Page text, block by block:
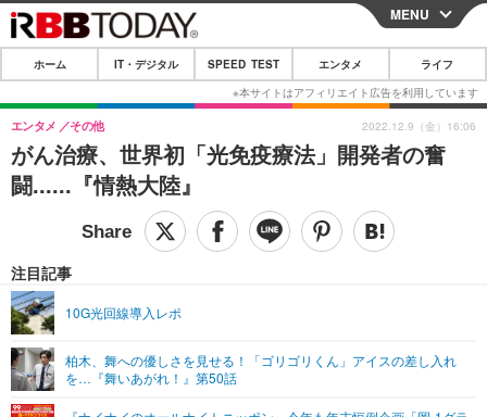
CLOSE
ホーム
IT・デジタル
IT・デジタルTOP スマートフォン
ネタ
ショッピング その他
SPEED TEST
エンタメTOP 映画・ドラマ
グラビア
ライフTOP
その他
リリース一覧
プッシュ通知の停止方法
MENU
ホーム IT・デジタル SPEED TEST エンタメ ライフ
がん治療、世界初「光免疫療法」開発者の奮
闘......『情熱大陸』
エンタメ その他
注目記事
10G光回線導入レポ
柏木、舞への優しさを見せる！「ゴリゴリくん」アイスの差し入れ
を…『舞いあがれ！』第50話
2022.12.9（金）16:06